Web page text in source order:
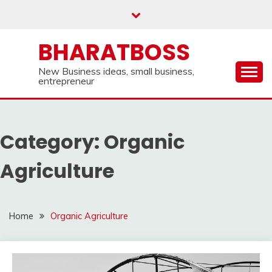
BHARATBOSS
New Business ideas, small business,
entrepreneur
Category: Organic
Agriculture
Home Organic Agriculture